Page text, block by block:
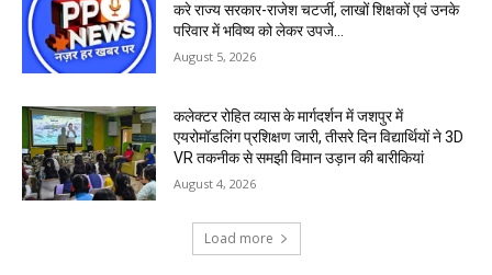
करे राज्य सरकार-राजेश चटर्जी, लाखों शिक्षकों एवं उनके
परिवार में भविष्य को लेकर उपजे...
August 5, 2026
कलेक्टर रोहित व्यास के मार्गदर्शन में जशपुर में
एयरोमॉडलिंग प्रशिक्षण जारी, तीसरे दिन विद्यार्थियों ने 3D
VR तकनीक से समझी विमान उड़ान की बारीकियां
August 4, 2026
Load more